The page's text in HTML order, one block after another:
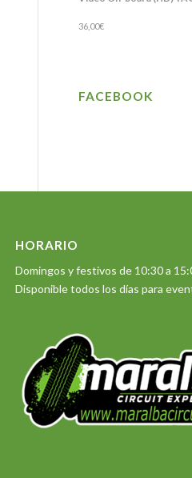
36,00€
FACEBOOK
HORARIO
Domingos y festivos de 10:30 a
Disponible todos los días para